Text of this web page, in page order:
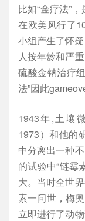
比如“金疗法”
在欧美风行了
小组产生了怀
人按年龄和严
硫酸金钠治疗
法”因此
1943年,土壤
1973）和他的
中分离出一种
的试验中“链霉
大。当时全世
素一问世，梅
立即进行了动